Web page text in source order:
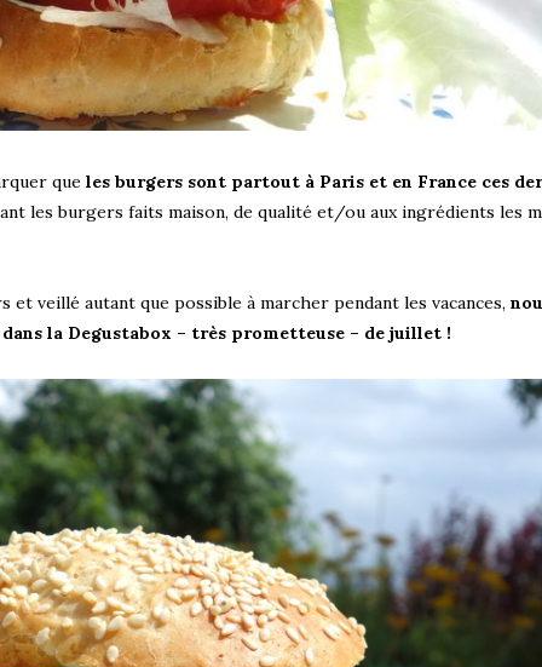
que les burgers sont partout à Paris et en France ces
les burgers faits maison, de qualité et/ou aux ingrédients les
et veillé autant que possible à marcher pendant les vacances,
la Degustabox – très prometteuse – de juillet !